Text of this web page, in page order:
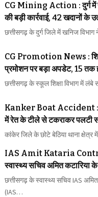
CG Mining Action : दुर्ग में
की बड़ी कार्रवाई, 42 खदानों के
निरस्त
छत्तीसगढ़ के दुर्ग जिले में खनिज
CG Promotion News :
प्रमोशन पर बड़ा अपडेट, 15 तक
प्रक्रिया
छत्तीसगढ़ के स्कूल शिक्षा विभाग में
Kanker Boat Accident :
में रेत के टीले से टकराकर पलटी
भरी नाव, 12 लोग थे सवार
कांकेर जिले के छोटे बेठिया थाना क्षेत्र
IAS Amit Kataria
स्वास्थ्य सचिव अमित कटारिया
और शिकायत
छत्तीसगढ़ के स्वास्थ्य सचिव IAS अमित
(IAS…